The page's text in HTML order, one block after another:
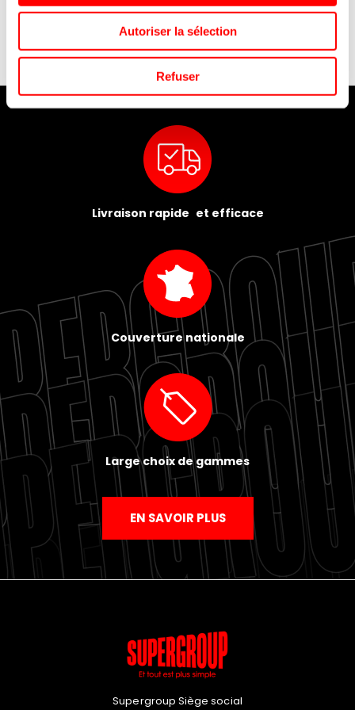
Autoriser la sélection
Refuser
Livraison rapide et efficace
Couverture nationale
Large choix de gammes
EN SAVOIR PLUS
Supergroup Siège social